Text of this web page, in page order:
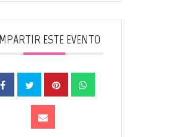
ESTE EVENTO